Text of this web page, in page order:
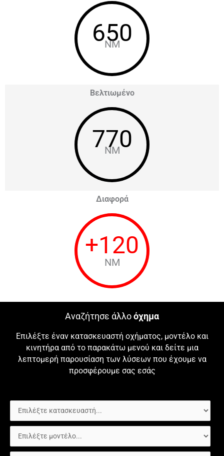
650
NM
Βελτιωμένο
770
NM
Διαφορά
+120
NM
Αναζήτησε άλλοόχημα
Επιλέξτε έναν κατασκευαστή οχήματος, μοντέλο και
κινητήρα από το παρακάτω μενού και δείτε μια
λεπτομερή παρουσίαση των λύσεων που έχουμε να
προσφέρουμε σας εσάς